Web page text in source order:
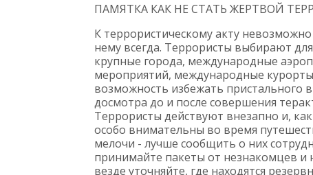
ПАМЯТКА КАК НЕ СТАТЬ ЖЕРТВОЙ
К террористическому акту
нему всегда. Террористы выбирают
крупные города, международные
мероприятий, международные
возможность избежать пристального
досмотра до и после совершения
Террористы действуют внезапно и,
особо внимательны во время
мелочи - лучше сообщить о них
принимайте пакеты от незнакомцев и
везде уточняйте, где находятся